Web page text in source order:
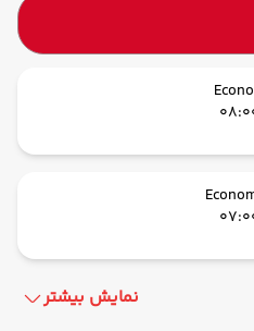
نمایش بیشتر